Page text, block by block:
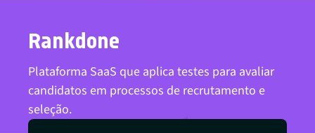
Rankdone
Plataforma SaaS que aplica testes para avaliar
candidatos em processos de recrutamento e
seleção.